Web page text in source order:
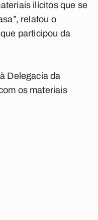
ilícitos que se
relatou o
participou da
Delegacia da
os materiais